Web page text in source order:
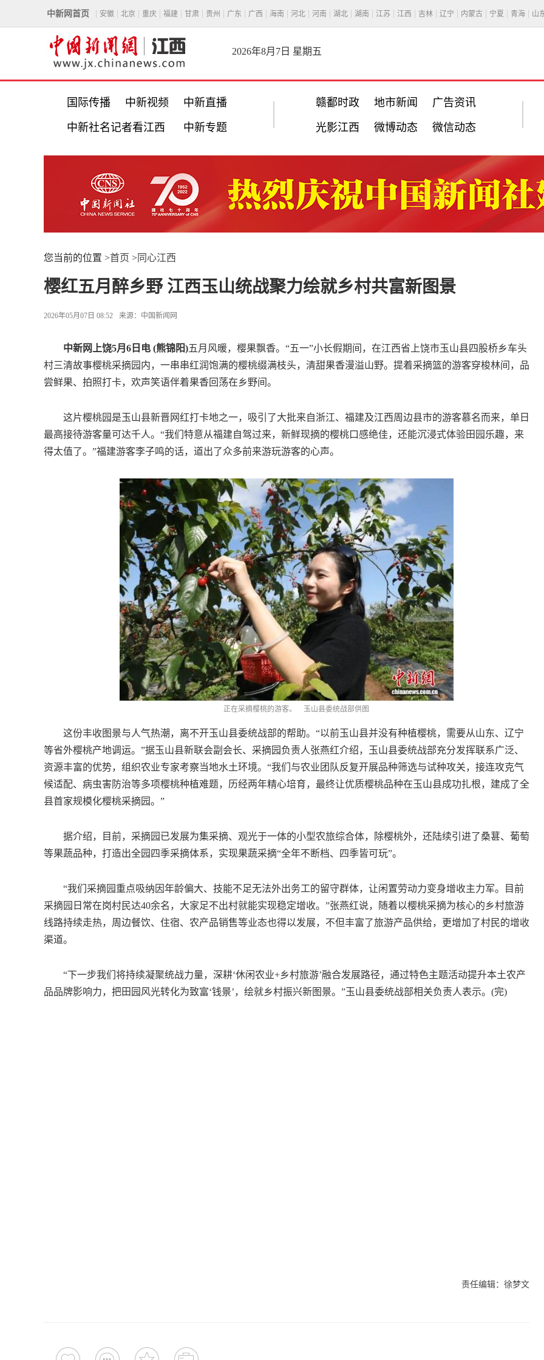
中新网首页 安徽 北京 重庆 福建 甘肃 贵州 广东 广西 海南 河北 河南 湖北 湖南 江苏 江西 吉林 辽宁 内蒙古 宁夏 青海 山
2026年8月7日 星期五
国际传播 中新视频 中新直播
中新社名记者看江西 中新专题
赣鄱时政 地市新闻 广告资讯
光影江西 微博动态 微信动态
您当前的位置 >首页 >同心江西
樱红五月醉乡野 江西玉山统战聚力绘就乡村共富新图景
2026年05月07日 08:52 来源： 中国新闻网
中新网上饶5月6日电 (熊锦阳)五月风暖，樱果飘香。“五一”小长假期间，在江西省上饶市玉山县四股桥乡车头
村三清故事樱桃采摘园内，一串串红润饱满的樱桃缀满枝头，清甜果香漫溢山野。提着采摘篮的游客穿梭林间，品
尝鲜果、拍照打卡，欢声笑语伴着果香回荡在乡野间。
这片樱桃园是玉山县新晋网红打卡地之一，吸引了大批来自浙江、福建及江西周边县市的游客慕名而来，单日
最高接待游客量可达千人。“我们特意从福建自驾过来，新鲜现摘的樱桃口感绝佳，还能沉浸式体验田园乐趣，来
得太值了。”福建游客李子鸣的话，道出了众多前来游玩游客的心声。
正在采摘樱桃的游客。 玉山县委统战部供图
这份丰收图景与人气热潮，离不开玉山县委统战部的帮助。“以前玉山县并没有种植樱桃，需要从山东、辽宁
等省外樱桃产地调运。”据玉山县新联会副会长、采摘园负责人张燕红介绍，玉山县委统战部充分发挥联系广泛、
资源丰富的优势，组织农业专家考察当地水土环境。“我们与农业团队反复开展品种筛选与试种攻关，接连攻克气
候适配、病虫害防治等多项樱桃种植难题，历经两年精心培育，最终让优质樱桃品种在玉山县成功扎根，建成了全
县首家规模化樱桃采摘园。”
据介绍，目前，采摘园已发展为集采摘、观光于一体的小型农旅综合体，除樱桃外，还陆续引进了桑葚、葡萄
等果蔬品种，打造出全园四季采摘体系，实现果蔬采摘“全年不断档、四季皆可玩”。
“我们采摘园重点吸纳因年龄偏大、技能不足无法外出务工的留守群体，让闲置劳动力变身增收主力军。目前
采摘园日常在岗村民达40余名，大家足不出村就能实现稳定增收。”张燕红说，随着以樱桃采摘为核心的乡村旅游
线路持续走热，周边餐饮、住宿、农产品销售等业态也得以发展，不但丰富了旅游产品供给，更增加了村民的增收
渠道。
“下一步我们将持续凝聚统战力量，深耕‘休闲农业+乡村旅游’融合发展路径，通过特色主题活动提升本土农产
品品牌影响力，把田园风光转化为致富‘钱景’，绘就乡村振兴新图景。”玉山县委统战部相关负责人表示。(完)
责任编辑：徐梦文